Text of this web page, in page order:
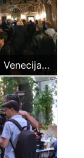
010 58i Venecijanski Bijenale, Palata Zenobio – otvaranje izložbe